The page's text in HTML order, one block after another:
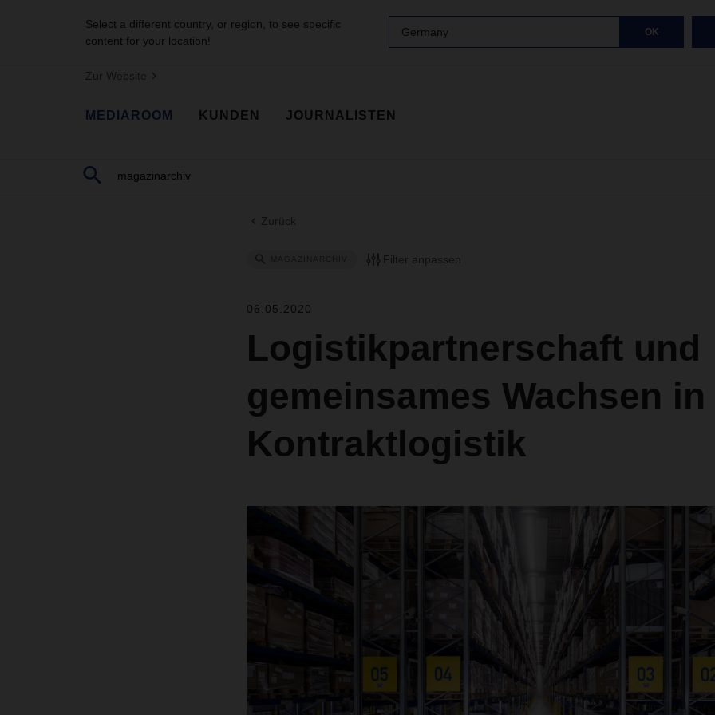
Select a different country, or region, to see specific
content for your location!
Germany OK
Zur Website
MEDIAROOM KUNDEN JOURNALISTEN
Zurück
Filter anpassen
06.05.2020
Logistikpartnerschaft und
gemeinsames Wachsen in
Kontraktlogistik